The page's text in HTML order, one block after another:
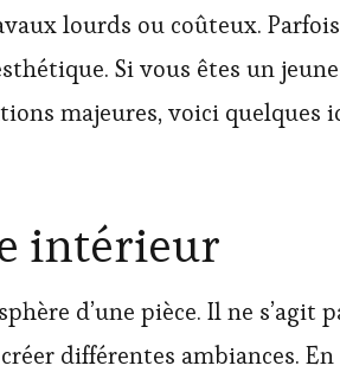
lourds ou coûteux.
Si vous êtes un
majeures, voici
intérieur
d’une pièce. Il ne s’agit
différentes ambiances.